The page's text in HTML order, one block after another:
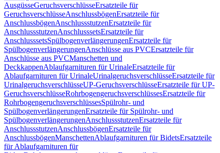
AusgüsseGeruchsverschlüsseErsatzteile für
GeruchsverschlüsseAnschlussbögenErsatzteile für
AnschlussbögenAnschlussstutzenErsatzteile für
AnschlussstutzenAnschlusssetsErsatzteile für
AnschlusssetsSpülbogenverlängerungenErsatzteile für
SpülbogenverlängerungenAnschlüsse aus PVCErsatzteile für
Anschlüsse aus PVCManschetten und
DeckkappenAblaufgarnituren für UrinaleErsatzteile für
Ablaufgarnituren für UrinaleUrinalgeruchsverschlüsseErsatzteile für
UrinalgeruchsverschlüsseUP-GeruchsverschlüsseErsatzteile für UP-
GeruchsverschlüsseRohrbogengeruchsverschlüssesErsatzteile für
RohrbogengeruchsverschlüssesSpülrohr- und
SpülbogenverlängerungenErsatzteile für Spülrohr- und
SpülbogenverlängerungenAnschlussstutzenErsatzteile für
AnschlussstutzenAnschlussbögenErsatzteile für
AnschlussbögenManschettenAblaufgarnituren für BidetsErsatzteile
für Ablaufgarnituren für